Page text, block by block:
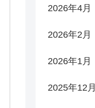
2026年4月
2026年2月
2026年1月
2025年12月